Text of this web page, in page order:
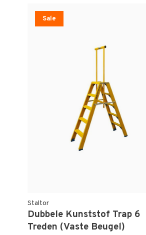
Sale
Staltor
Dubbele Kunststof Trap 6
Treden (Vaste Beugel)